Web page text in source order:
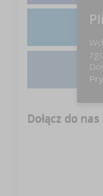
Dołącz do nas